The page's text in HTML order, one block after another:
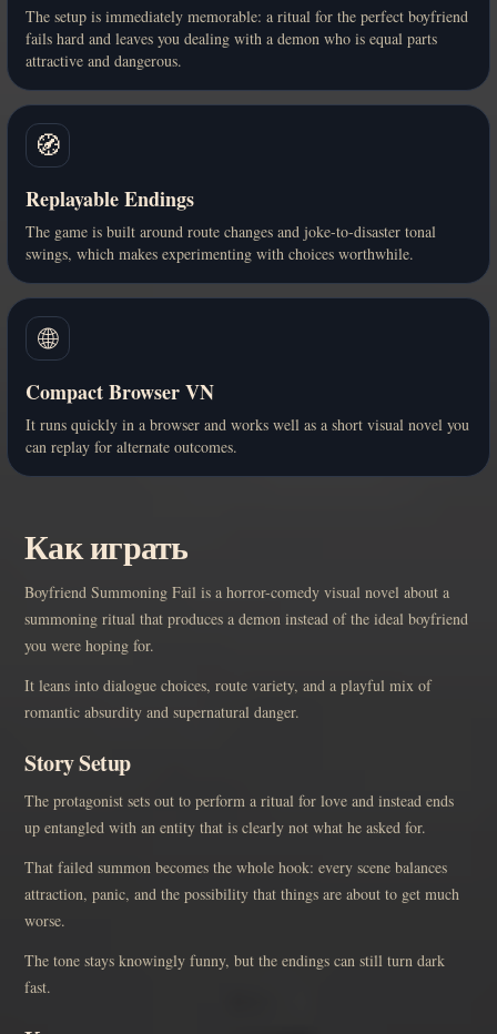
The setup is immediately memorable: a ritual for the perfect boyfriend
fails hard and leaves you dealing with a demon who is equal parts
attractive and dangerous.
🧭
Replayable Endings
The game is built around route changes and joke-to-disaster tonal
swings, which makes experimenting with choices worthwhile.
🌐
Compact Browser VN
It runs quickly in a browser and works well as a short visual novel you
can replay for alternate outcomes.
Как играть
Boyfriend Summoning Fail is a horror-comedy visual novel about a
summoning ritual that produces a demon instead of the ideal boyfriend
you were hoping for.
It leans into dialogue choices, route variety, and a playful mix of
romantic absurdity and supernatural danger.
Story Setup
The protagonist sets out to perform a ritual for love and instead ends
up entangled with an entity that is clearly not what he asked for.
That failed summon becomes the whole hook: every scene balances
attraction, panic, and the possibility that things are about to get much
worse.
The tone stays knowingly funny, but the endings can still turn dark
fast.